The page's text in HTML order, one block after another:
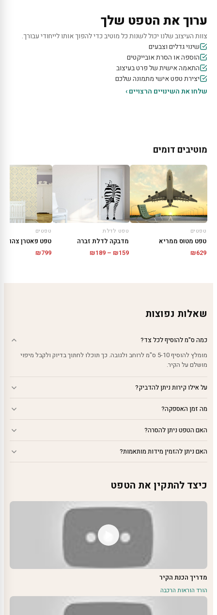
ערוך את הטפט שלך
צוות העיצוב שלנו יכול לשנות כל מוטיב כדי להפוך אותו לייחודי עבורך.
שינוי גדלים וצבעים
הוספה או הסרת אובייקטים
התאמה אישית של פרט בעיצוב
יצירת טפט אישי מתמונה שלכם
שלחו את השינויים הרצויים ›
מוטיבים דומים
טפטים
טפט מטוס ממריא
₪629
טפט לדלת
מדבקה לדלת זברה
₪159
–
₪189
טפטים
טפט פאטרן צהוב
₪799
שאלות נפוצות
כמה ס"מ להוסיף לכל צד?
מומלץ להוסיף 5-10 ס"מ לרוחב ולגובה. כך תוכלו לחתוך בדיוק ולקבל מיפוי
מושלם על הקיר.
על אילו קירות ניתן להדביק?
מה זמן האספקה?
האם הטפט ניתן להסרה?
האם ניתן להזמין מידות מותאמות?
כיצד להתקין את הטפט
מדריך הכנת הקיר
הורד הוראות הרכבה